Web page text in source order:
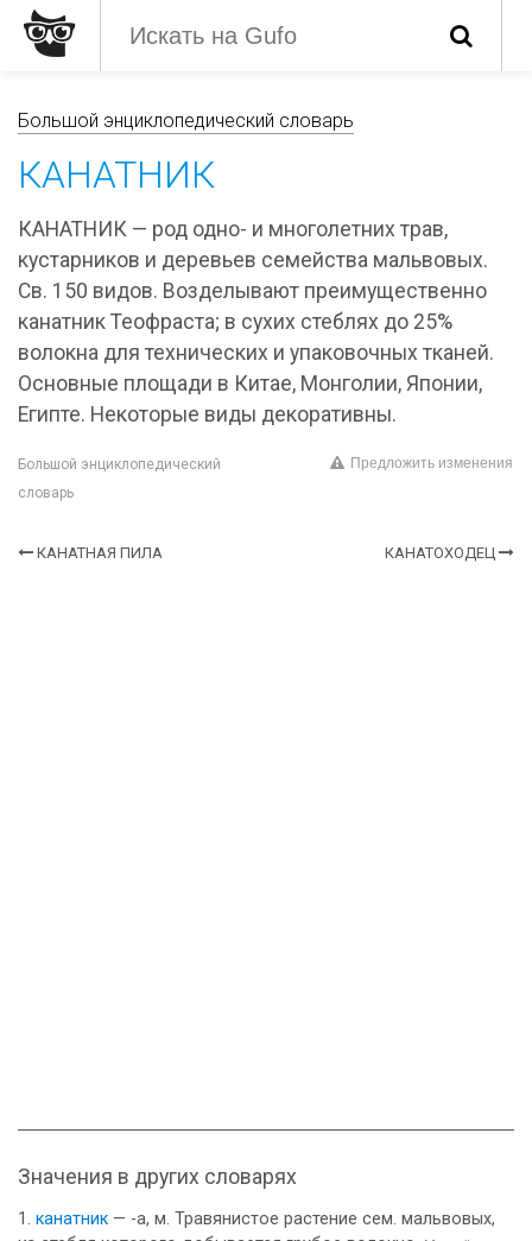
Большой энциклопедический словарь
КАНАТНИК
КАНАТНИК — род одно- и многолетних трав,
кустарников и деревьев семейства мальвовых.
Св. 150 видов. Возделывают преимущественно
канатник Теофраста; в сухих стеблях до 25%
волокна для технических и упаковочных тканей.
Основные площади в Китае, Монголии, Японии,
Египте. Некоторые виды декоративны.
Большой энциклопедический
словарь
Предложить изменения
КАНАТНАЯ ПИЛА КАНАТОХОДЕЦ
Значения в других словарях
канатник — -а, м. Травянистое растение сем. мальвовых,